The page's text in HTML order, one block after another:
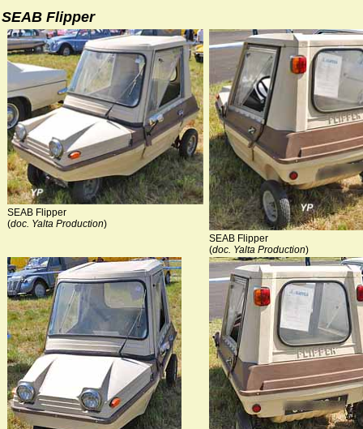
SEAB Flipper
SEAB Flipper
(doc. Yalta Production)
SEAB Flipper
(doc. Yalta Production)